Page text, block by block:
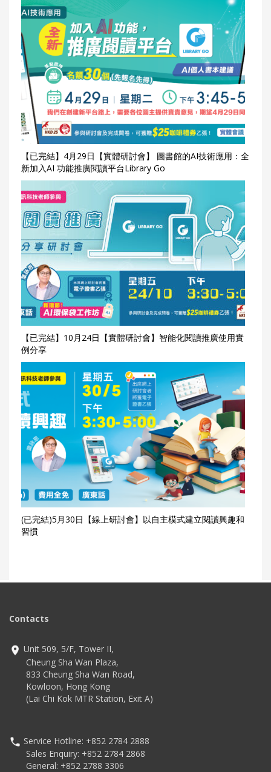
【已完結】4月29日【實體研討會】 圖書館的AI技術應用：全
新加入AI 功能推廣閱讀平台Library Go
【已完結】10月24日【實體研討會】智能化閱讀推廣使用實
例分享
(已完結)5月30日【線上研討會】以自主模式建立閱讀興趣和
習慣
Contacts
Unit 509, 5/F, Tower II,
Cheung Sha Wan Plaza,
833 Cheung Sha Wan Road,
Kowloon, Hong Kong
(Lai Chi Kok MTR Station, Exit A)
Service Hotline: +852 2784 2888
Sales Enquiry: +852 2784 2868
General: +852 2788 3306